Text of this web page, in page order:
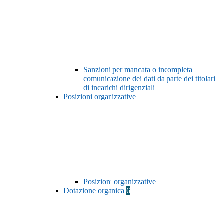
Sanzioni per mancata o incompleta
comunicazione dei dati da parte dei titolari
di incarichi dirigenziali
Posizioni organizzative
Posizioni organizzative
Dotazione organica 6